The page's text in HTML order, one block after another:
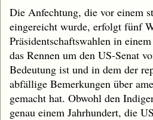
Die Anfechtung, die vor einem
eingereicht wurde, erfolgt fünf
Präsidentschaftswahlen in
das Rennen um den US-Senat
Bedeutung ist und in dem der
abfällige Bemerkungen über
gemacht hat. Obwohl den
genau einem Jahrhundert, die